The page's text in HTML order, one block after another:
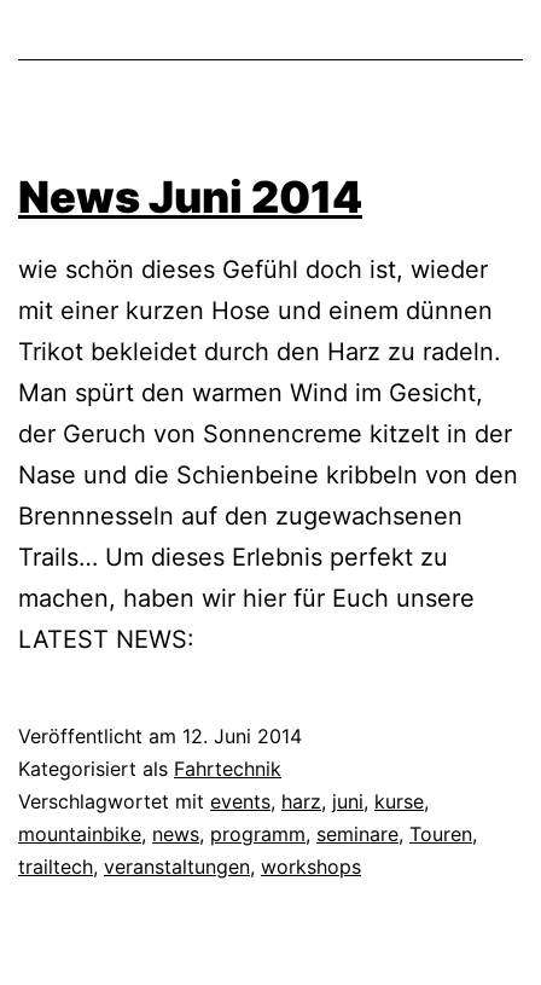
News Juni 2014
wie schön dieses Gefühl doch ist, wieder
mit einer kurzen Hose und einem dünnen
Trikot bekleidet durch den Harz zu radeln.
Man spürt den warmen Wind im Gesicht,
der Geruch von Sonnencreme kitzelt in der
Nase und die Schienbeine kribbeln von den
Brennnesseln auf den zugewachsenen
Trails… Um dieses Erlebnis perfekt zu
machen, haben wir hier für Euch unsere
LATEST NEWS:
Veröffentlicht am 12. Juni 2014
Kategorisiert als Fahrtechnik
Verschlagwortet mit events, harz, juni, kurse,
mountainbike, news, programm, seminare, Touren,
trailtech, veranstaltungen, workshops